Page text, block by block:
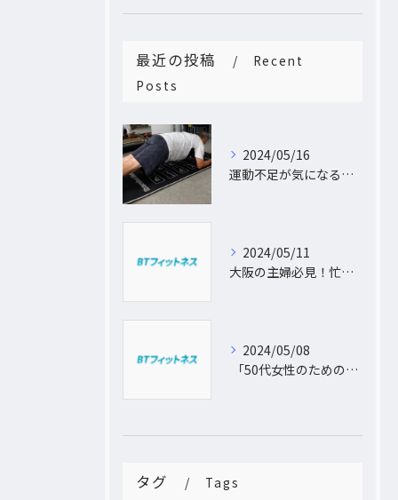
最近の投稿
Recent
Posts
2024/05/16
運動不足が気になるあなたへ。大阪中崎町で自宅にパーソナルトレーナーがおうかがし!プライベート空間で理想のカラダづくり
2024/05/11
大阪の主婦必見！忙しい日常に合わせた出張パーソナルトレーニングで理想のボディを手に入れよう
2024/05/08
「50代女性のためのパーソナルトレーニング！運動不足から脱出し、理想の体型を手に入れよう」
タグ Tags